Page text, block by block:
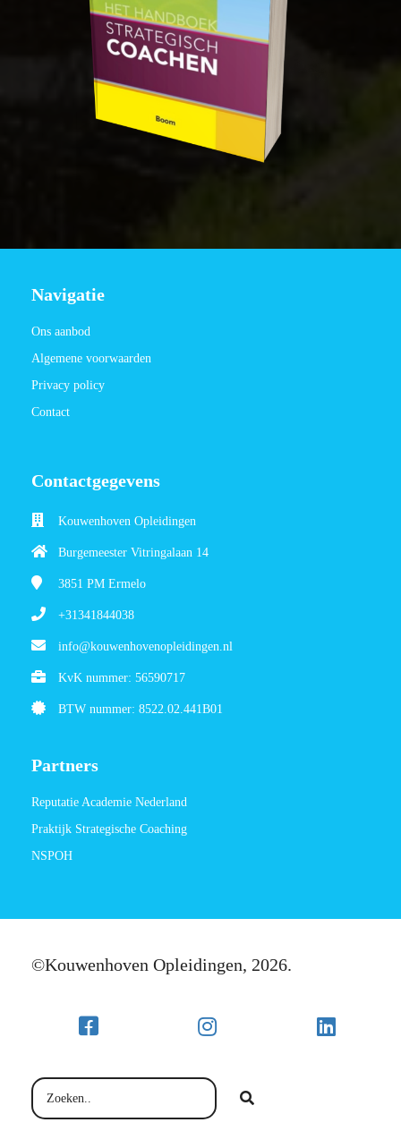
Navigatie
Ons aanbod
Algemene voorwaarden
Privacy policy
Contact
Contactgegevens
Kouwenhoven Opleidingen
Burgemeester Vitringalaan 14
3851 PM Ermelo
+31341844038
info@kouwenhovenopleidingen.nl
KvK nummer: 56590717
BTW nummer: 8522.02.441B01
Partners
Reputatie Academie Nederland
Praktijk Strategische Coaching
NSPOH
©Kouwenhoven Opleidingen, 2026.